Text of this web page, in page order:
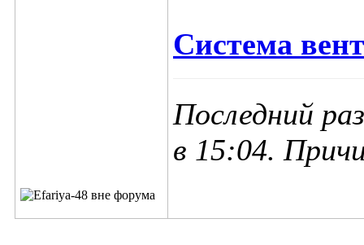
Система
Последний
в 15:04.